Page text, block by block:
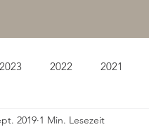
2023 2022 2021
2019 1 Min. Lesezeit